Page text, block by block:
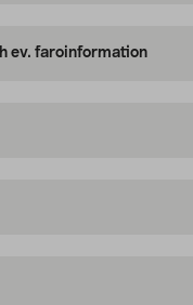
ev. faroinformation